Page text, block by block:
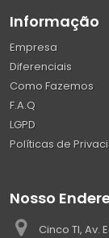
Informação
Empresa
Diferenciais
Como Fazemos
F.A.Q
LGPD
Políticas de
Nosso
Cinco TI, Av.